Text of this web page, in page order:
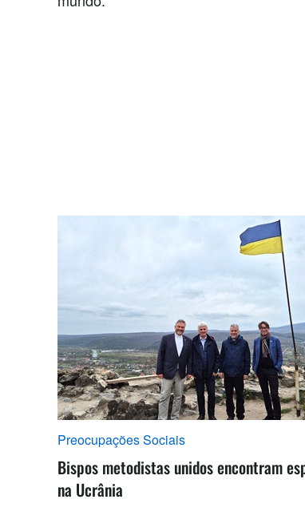
Preocupações Sociais
Bispos metodistas unidos encontram
na Ucrânia